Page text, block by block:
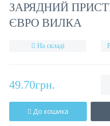
ЗАРЯДНИЙ
ЄВРО ВИЛКА
На складі
49.70грн.
До кошика